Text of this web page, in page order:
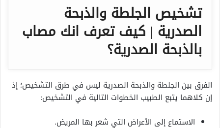
تشخيص الجلطة والذبحة
الصدرية | كيف تعرف انك مصاب
بالذبحة الصدرية؟
الفرق بين الجلطة والذبحة الصدرية ليس في طرق التشخيص؛ إذ
إن كلاهما يتبع الطبيب الخطوات التالية في التشخيص:
الاستماع إلى الأعراض التي شعر بها المريض.